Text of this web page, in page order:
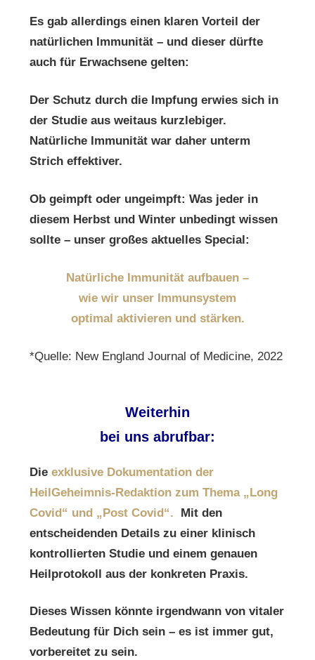
Es gab allerdings einen klaren Vorteil der
natürlichen Immunität – und dieser dürfte
auch für Erwachsene gelten:
Der Schutz durch die Impfung erwies sich in
der Studie aus weitaus kurzlebiger.
Natürliche Immunität war daher unterm
Strich effektiver.
Ob geimpft oder ungeimpft: Was jeder in
diesem Herbst und Winter unbedingt wissen
sollte – unser großes aktuelles Special:
Natürliche Immunität aufbauen –
wie wir unser Immunsystem
optimal aktivieren und stärken.
*Quelle: New England Journal of Medicine, 2022
Weiterhin
bei uns abrufbar:
Die exklusive Dokumentation der
HeilGeheimnis-Redaktion zum Thema „Long
Covid“ und „Post Covid“.
Mit den
entscheidenden Details zu einer klinisch
kontrollierten Studie und einem genauen
Heilprotokoll aus der konkreten Praxis.
Dieses Wissen könnte irgendwann von vitaler
Bedeutung für Dich sein – es ist immer gut,
vorbereitet zu sein.